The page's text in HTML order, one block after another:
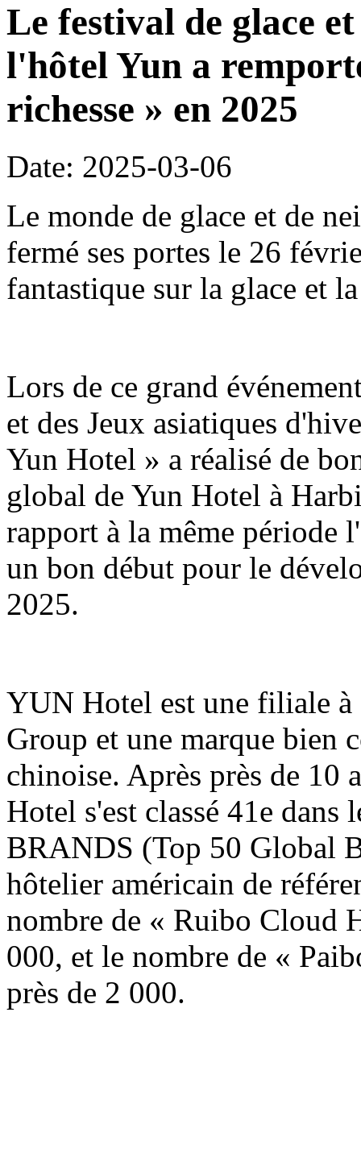
Le festival de glace
l'hôtel Yun a
richesse » en 2025
Date: 2025-03-06
Le monde de glace et de
fermé ses portes le 26
fantastique sur la glace et
Lors de ce grand
et des Jeux asiatiques
Yun Hotel » a réalisé de
global de Yun Hotel à
rapport à la même période
un bon début pour le
2025.
YUN Hotel est une filiale
Group et une marque bien
chinoise. Après près de 10
Hotel s'est classé 41e
BRANDS (Top 50 Global
hôtelier américain de
nombre de « Ruibo Cloud
000, et le nombre de «
près de 2 000.